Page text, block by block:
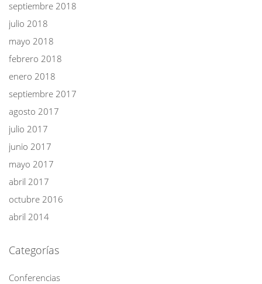
septiembre 2018
julio 2018
mayo 2018
febrero 2018
enero 2018
septiembre 2017
agosto 2017
julio 2017
junio 2017
mayo 2017
abril 2017
octubre 2016
abril 2014
Categorías
Conferencias